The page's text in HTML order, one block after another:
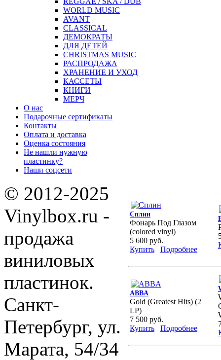
WORLD MUSIC
AVANT
CLASSICAL
ДЕМОКРАТЫ
ДЛЯ ДЕТЕЙ
CHRISTMAS MUSIC
РАСПРОДАЖА
ХРАНЕНИЕ И УХОД
КАССЕТЫ
КНИГИ
МЕРЧ
О нас
Подарочные сертификаты
Контакты
Оплата и доставка
Оценка состояния
Не нашли нужную
пластинку?
Наши соцсети
Сплин
Фонарь Под Глазом
(colored vinyl)
5 600 руб.
Купить
Подробнее
ABBA
Gold (Greatest Hits) (2
LP)
7 500 руб.
Купить
Подробнее
© 2012-2025
Vinylbox.ru -
продажа
виниловых
пластинок.
Санкт-
Петербург, ул.
Марата, 54/34